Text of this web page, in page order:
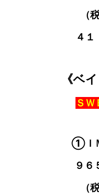
（
４１
《ベ
ＳＷ
①Ｉ
９６
（